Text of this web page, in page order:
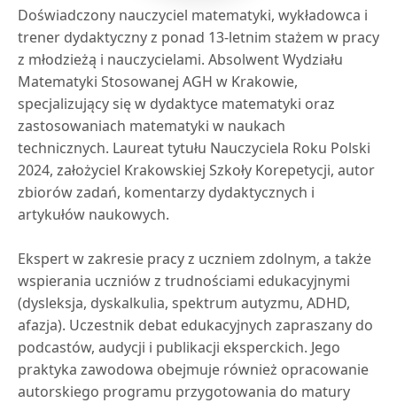
Doświadczony nauczyciel matematyki, wykładowca i
trener dydaktyczny z ponad 13-letnim stażem w pracy
z młodzieżą i nauczycielami. Absolwent Wydziału
Matematyki Stosowanej AGH w Krakowie,
specjalizujący się w dydaktyce matematyki oraz
zastosowaniach matematyki w naukach
technicznych. Laureat tytułu Nauczyciela Roku Polski
2024, założyciel Krakowskiej Szkoły Korepetycji, autor
zbiorów zadań, komentarzy dydaktycznych i
artykułów naukowych.
Ekspert w zakresie pracy z uczniem zdolnym, a także
wspierania uczniów z trudnościami edukacyjnymi
(dysleksja, dyskalkulia, spektrum autyzmu, ADHD,
afazja). Uczestnik debat edukacyjnych zapraszany do
podcastów, audycji i publikacji eksperckich. Jego
praktyka zawodowa obejmuje również opracowanie
autorskiego programu przygotowania do matury